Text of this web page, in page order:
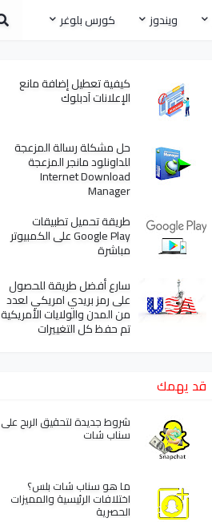
ويندوز كورس بلوغر
كيفية تعطيل إضافة مانع
الإعلانات آدبلوك
حل مشكلة رسالة المزعجة
للداونلود مانجر المزعجة
Internet Download
Manager
طريقة تحميل تطبيقات
Google Play على الكمبيوتر
مباشرة
سارع أفضل طريقة للحصول
على رمز بريدي امريكي لعدد
من المدن والولايات الأمريكية
تم حفظ كل التغييرات
قد يهمك
شروط جديدة لتحقيق الربح على
سناب شات
ما هو سناب شات بلس؟
اختلافات الرئيسية والمميزات
الحصرية